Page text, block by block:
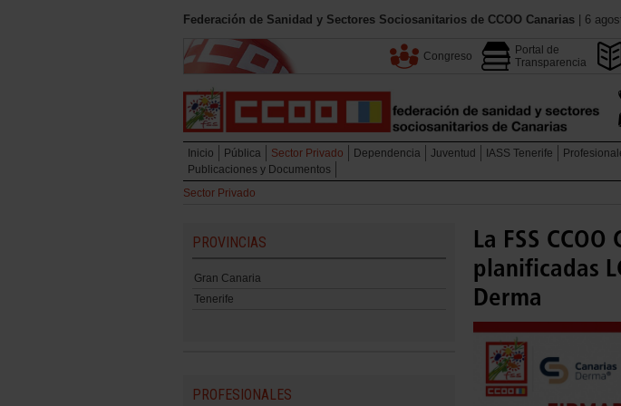
Federación de Sanidad y Sectores Sociosanitarios de CCOO Canarias | 6
Congreso
Portal de
Transparencia
Inicio Pública Sector Privado Dependencia Juventud IASS Tenerife
Publicaciones y Documentos
Sector Privado
PROVINCIAS
Gran Canaria
Tenerife
PROFESIONALES
La FSS
planificadas
Derma